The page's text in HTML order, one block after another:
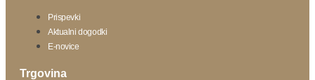
Prispevki
Aktualni dogodki
E-novice
Trgovina